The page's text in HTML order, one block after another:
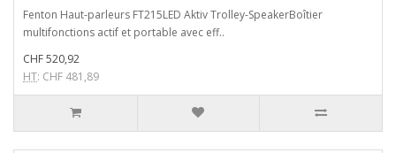
Fenton Haut-parleurs FT215LED Aktiv Trolley-SpeakerBoîtier
multifonctions actif et portable avec eff..
CHF 520,92
HT: CHF 481,89